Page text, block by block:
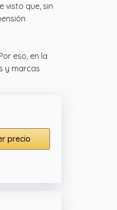
visto que, sin
eso, en la
y marcas
precio